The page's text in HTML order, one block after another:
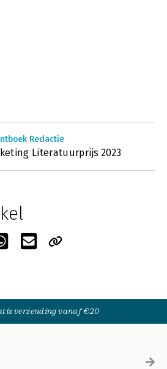
Redactie
Literatuurprijs 2023
verzending vanaf €20